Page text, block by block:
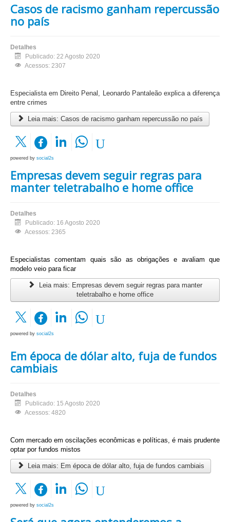
Casos de racismo ganham repercussão
no país
Detalhes
Publicado: 22 Agosto 2020
Acessos: 2307
Especialista em Direito Penal, Leonardo Pantaleão explica a diferença
entre crimes
Leia mais: Casos de racismo ganham repercussão no país
powered by social2s
Empresas devem seguir regras para
manter teletrabalho e home office
Detalhes
Publicado: 16 Agosto 2020
Acessos: 2365
Especialistas comentam quais são as obrigações e avaliam que
modelo veio para ficar
Leia mais: Empresas devem seguir regras para manter
teletrabalho e home office
powered by social2s
Em época de dólar alto, fuja de fundos
cambiais
Detalhes
Publicado: 15 Agosto 2020
Acessos: 4820
Com mercado em oscilações econômicas e políticas, é mais prudente
optar por fundos mistos
Leia mais: Em época de dólar alto, fuja de fundos cambiais
powered by social2s